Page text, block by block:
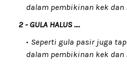
dalam pembikinan kek dan
2 - GULA HALUS ....
Seperti gula pasir juga
dalam pembikinan kek